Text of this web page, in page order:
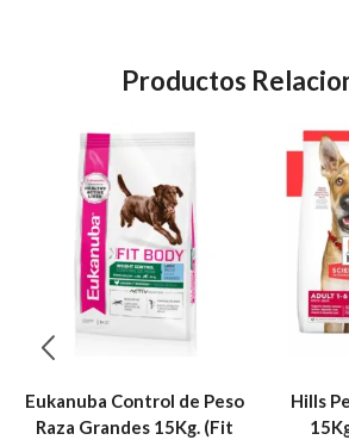
Productos
Eukanuba Control de Peso
Raza Grandes 15Kg. (Fit
Hills